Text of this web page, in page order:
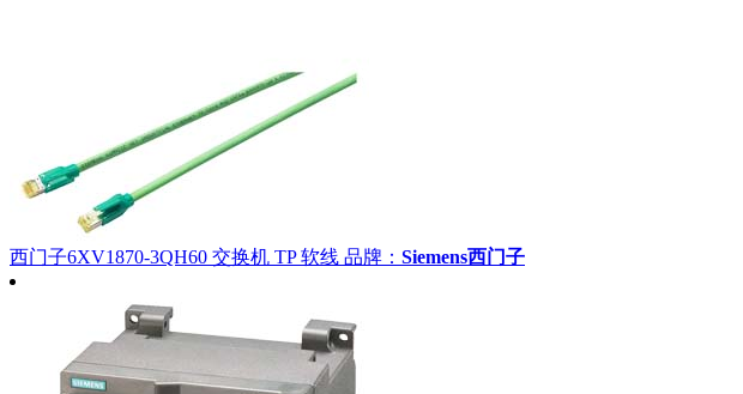
西门子6XV1870-3QH60 交换机 TP 软线 品牌： Siemens西门子